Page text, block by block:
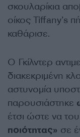
σκουλαρίκια
οίκος Tiffany’s
καθάρισε.
Ο Γκίλντερ
διακεκριμένη
αστυνομία
παρουσιάστηκε
έτσι ώστε να
ποιότητας» σε